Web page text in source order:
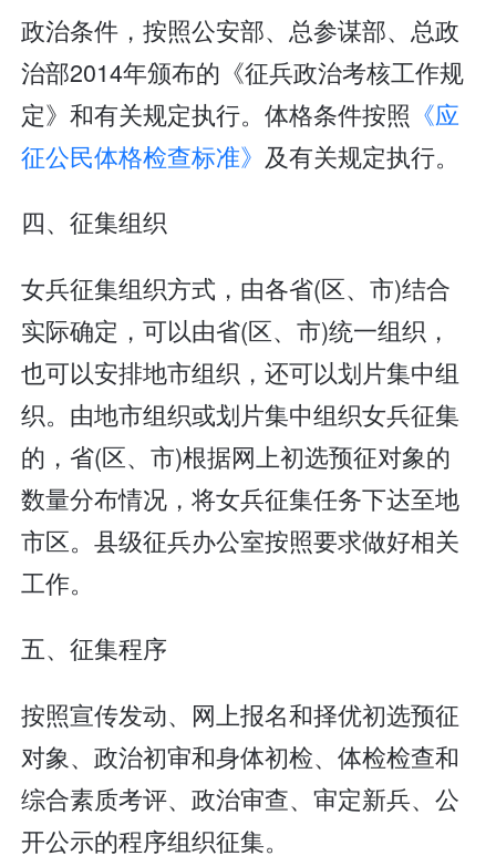
政治条件，按照公安部、总参谋部、总政
治部2014年颁布的《征兵政治考核工作规
定》和有关规定执行。体格条件按照 《应
征公民体格检查标准》 及有关规定执行。
四、征集组织
女兵征集组织方式，由各省(区、市)结合
实际确定，可以由省(区、市)统一组织，
也可以安排地市组织，还可以划片集中组
织。由地市组织或划片集中组织女兵征集
的，省(区、市)根据网上初选预征对象的
数量分布情况，将女兵征集任务下达至地
市区。县级征兵办公室按照要求做好相关
工作。
五、征集程序
按照宣传发动、网上报名和择优初选预征
对象、政治初审和身体初检、体检检查和
综合素质考评、政治审查、审定新兵、公
开公示的程序组织征集。